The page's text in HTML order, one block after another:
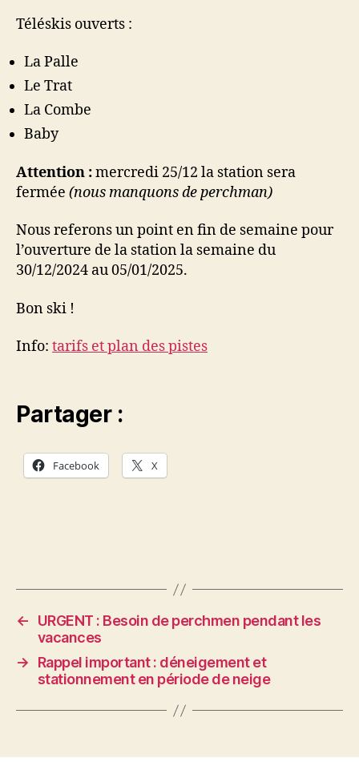
Téléskis ouverts :
La Palle
Le Trat
La Combe
Baby
Attention :mercredi 25/12 la station sera
fermée (nous manquons de perchman)
Nous referons un point en fin de semaine pour
l’ouverture de la station la semaine du
30/12/2024 au 05/01/2025.
Bon ski !
Info: tarifs et plan des pistes
Partager :
Facebook X
←
URGENT : Besoin de perchmen pendant les
vacances
→
Rappel important : déneigement et
stationnement en période de neige